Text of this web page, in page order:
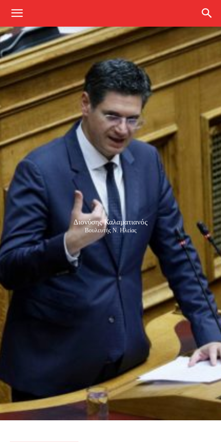
Διονύσης Καλαματιανός
Βουλευτής Ν. Ηλείας